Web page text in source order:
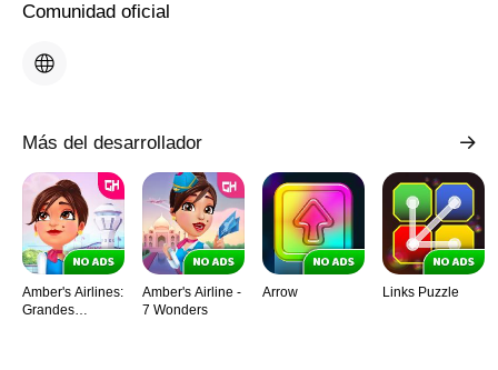
Comunidad oficial
Más del desarrollador
Amber's Airlines:
Grandes
Amber's Airline -
7 Wonders
Arrow Links Puzzle